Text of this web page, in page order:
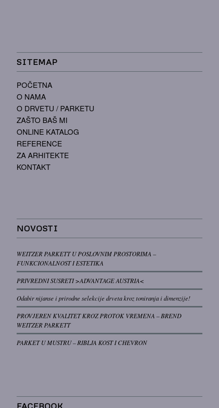
SITEMAP
POČETNA
O NAMA
O DRVETU / PARKETU
ZAŠTO BAŠ MI
ONLINE KATALOG
REFERENCE
ZA ARHITEKTE
KONTAKT
NOVOSTI
WEITZER PARKETT U POSLOVNIM PROSTORIMA –
FUNKCIONALNOST I ESTETIKA
PRIVREDNI SUSRETI >ADVANTAGE AUSTRIA<
Odabir nijanse i prirodne selekcije drveta kroz toniranja i dimenzije!
PROVJEREN KVALITET KROZ PROTOK VREMENA – BREND
WEITZER PARKETT
PARKET U MUSTRU – RIBLJA KOST I CHEVRON
FACEBOOK